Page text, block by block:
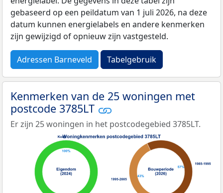
gebaseerd op een peildatum van 1 juli 2026, na deze
datum kunnen energielabels en andere kenmerken
zijn gewijzigd of opnieuw zijn vastgesteld.
Adressen Barneveld Tabelgebruik
Kenmerken van de 25 woningen met
postcode 3785LT
Er zijn 25 woningen in het postcodegebied 3785LT.